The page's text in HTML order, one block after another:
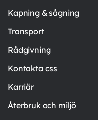
Kapning & sågning
Transport
Rådgivning
Kontakta oss
Karriär
Återbruk och miljö